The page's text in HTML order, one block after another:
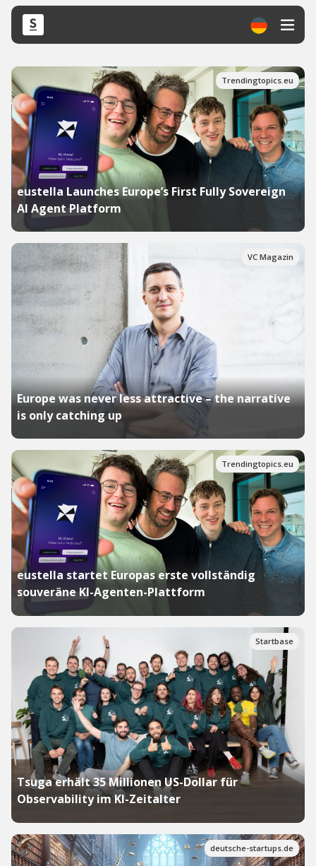
Trendingtopics.eu
eustella Launches Europe’s First Fully Sovereign
AI Agent Platform
VC Magazin
Europe was never less attractive – the narrative
is only catching up
Trendingtopics.eu
eustella startet Europas erste vollständig
souveräne KI-Agenten-Plattform
Startbase
Tsuga erhält 35 Millionen US-Dollar für
Observability im KI-Zeitalter
deutsche-startups.de